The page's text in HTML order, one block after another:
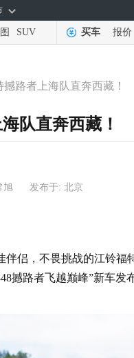
SUV 买车 报价
路者上海队直奔西藏！
队直奔西藏！
旭 发布于: 北京
，不畏挑战的江铃福
撼路者飞越巅峰”新车